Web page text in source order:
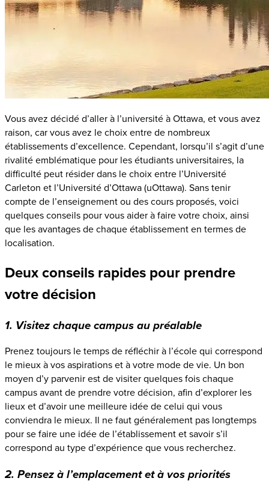
Vous avez décidé d’aller à l’université à Ottawa, et vous avez
raison, car vous avez le choix entre de nombreux
établissements d’excellence. Cependant, lorsqu’il s’agit d’une
rivalité emblématique pour les étudiants universitaires, la
difficulté peut résider dans le choix entre l’Université
Carleton et l’Université d’Ottawa (uOttawa). Sans tenir
compte de l’enseignement ou des cours proposés, voici
quelques conseils pour vous aider à faire votre choix, ainsi
que les avantages de chaque établissement en termes de
localisation.
Deux conseils rapides pour prendre
votre décision
1. Visitez chaque campus au préalable
Prenez toujours le temps de réfléchir à l’école qui correspond
le mieux à vos aspirations et à votre mode de vie. Un bon
moyen d’y parvenir est de visiter quelques fois chaque
campus avant de prendre votre décision, afin d’explorer les
lieux et d’avoir une meilleure idée de celui qui vous
conviendra le mieux. Il ne faut généralement pas longtemps
pour se faire une idée de l’établissement et savoir s’il
correspond au type d’expérience que vous recherchez.
2. Pensez à l’emplacement et à vos priorités